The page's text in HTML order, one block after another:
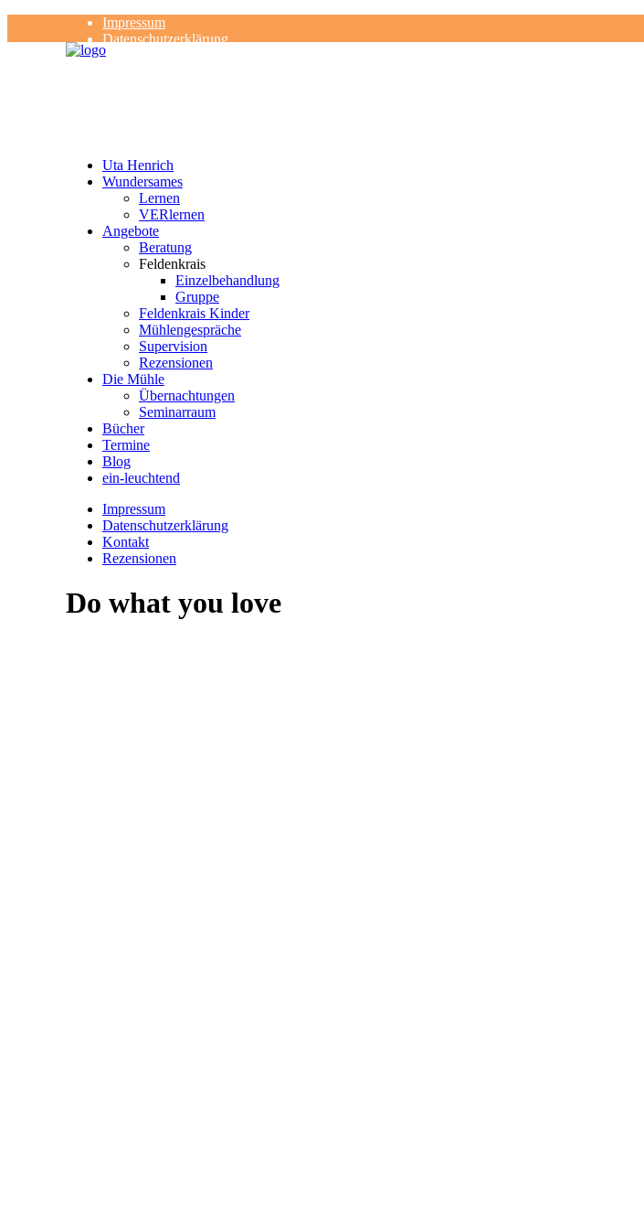
Impressum
Datenschutzerklärung
Kontakt
Uta Henrich
Wundersames
Lernen
VERlernen
Angebote
Beratung
Feldenkrais
Einzelbehandlung
Gruppe
Feldenkrais Kinder
Mühlengespräche
Supervision
Rezensionen
Die Mühle
Übernachtungen
Seminarraum
Bücher
Termine
Blog
ein-leuchtend
Impressum
Datenschutzerklärung
Kontakt
Rezensionen
Do what you love